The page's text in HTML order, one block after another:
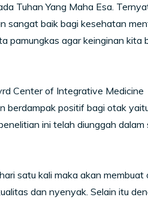
Tuhan Yang Maha Esa.
sangat baik bagi kesehatan
pamungkas agar keinginan kita
Center of Integrative Medicine
berdampak positif bagi otak
ini telah diunggah dalam
satu kali maka akan membuat
dan nyenyak. Selain itu